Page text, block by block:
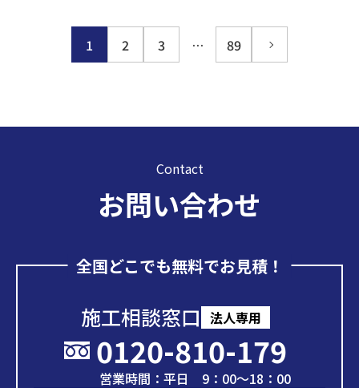
1 2 3 … 89
Contact
お問い合わせ
全国どこでも無料でお見積！
施工相談窓口 法人専用
0120-810-179
営業時間：平日 9：00～18：00